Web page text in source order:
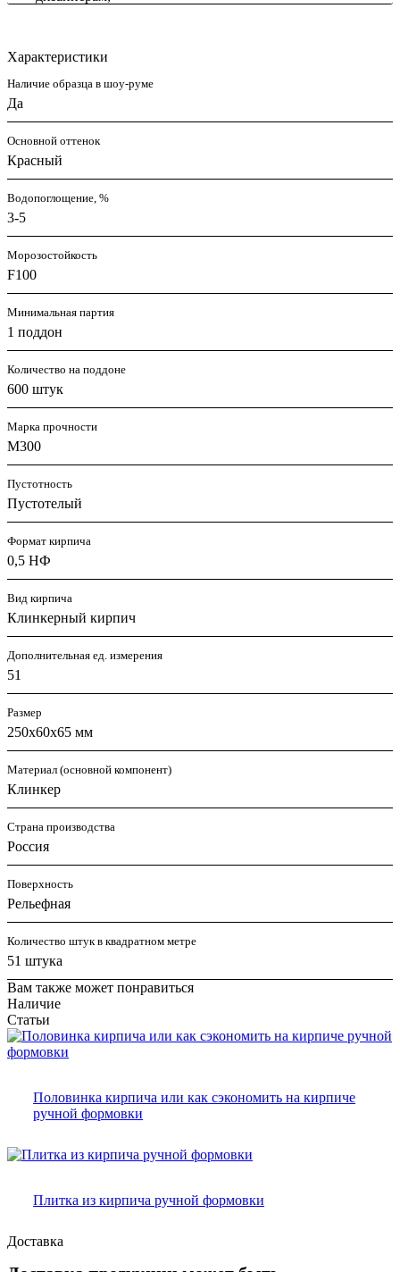
Характеристики
Наличие образца в шоу-руме
Да
Основной оттенок
Красный
Водопоглощение, %
3-5
Морозостойкость
F100
Минимальная партия
1 поддон
Количество на поддоне
600 штук
Марка прочности
M300
Пустотность
Пустотелый
Формат кирпича
0,5 НФ
Вид кирпича
Клинкерный кирпич
Дополнительная ед. измерения
51
Размер
250х60х65 мм
Материал (основной компонент)
Клинкер
Страна производства
Россия
Поверхность
Рельефная
Количество штук в квадратном метре
51 штука
Вам также может понравиться
Наличие
Статьи
Половинка кирпича или как сэкономить на кирпиче
ручной формовки
Плитка из кирпича ручной формовки
Доставка